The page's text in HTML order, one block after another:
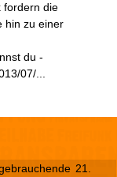
fordern die
hin zu einer
du -
07/...
21.